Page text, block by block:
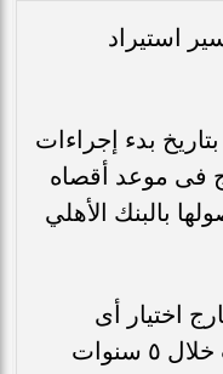
استيراد
بدء إجراءات
فى موعد أقصاه
وصولها بالبنك الأهلي
اختيار أى